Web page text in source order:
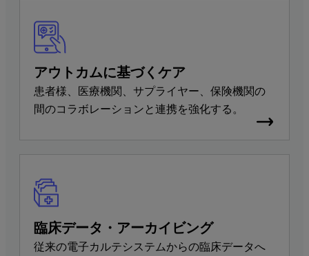
トしています。
アウトカムに基づくケア
患者様、医療機関、サプライヤー、保険機関の
間のコラボレーションと連携を強化する。
臨床データ・アーカイビング
従来の電子カルテシステムからの臨床データへ